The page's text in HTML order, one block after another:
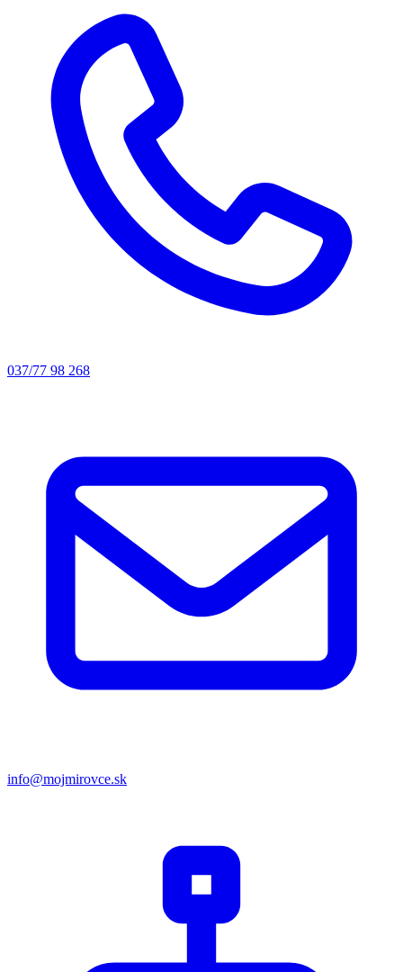
037/77 98 268
info@mojmirovce.sk